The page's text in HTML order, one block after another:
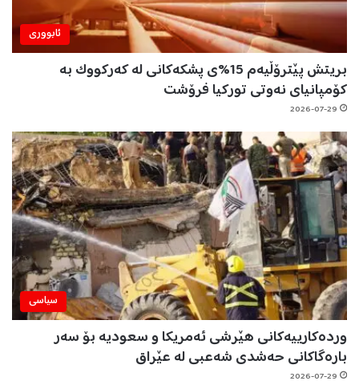
ئابووری
بریتش پێترۆڵیەم 15%ی پشکەکانی لە کەرکووک بە
کۆمپانیای نەوتی تورکیا فرۆشت
2026-07-29
سیاسی
وردەکارییەکانی هێرشی ئەمریکا و سعودیە بۆ سەر
بارەگاکانی حەشدی شەعبی لە عێراق
2026-07-29